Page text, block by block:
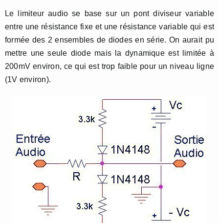
Le limiteur audio se base sur un pont diviseur variable
entre une résistance fixe et une résistance variable qui est
formée des 2 ensembles de diodes en série. On aurait pu
mettre une seule diode mais la dynamique est limitée à
200mV environ, ce qui est trop faible pour un niveau ligne
(1V environ).